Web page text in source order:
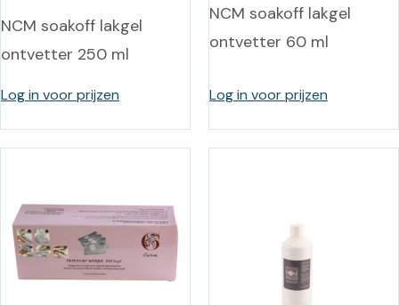
NCM soakoff lakgel
ontvetter 250 ml
Log in voor prijzen
NCM soakoff lakgel
ontvetter 60 ml
Log in voor prijzen